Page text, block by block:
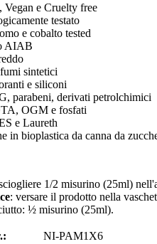
e Cruelty free
testato
e cobalto tested
AIAB
sintetici
e siliconi
parabeni, derivati petrolchimici
OGM e fosfati
e Laureth
in bioplastica da canna da
1/2 misurino (25ml)
: versare il prodotto nella
½ misurino (25ml).
NI-PAM1X6